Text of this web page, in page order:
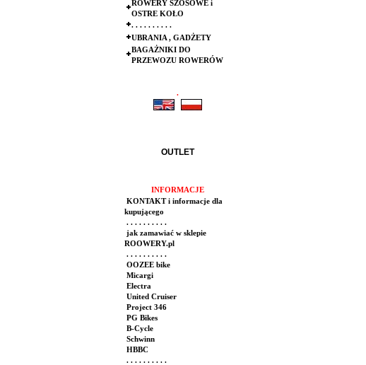
ROWERY SZOSOWE i
OSTRE KOŁO
. . . . . . . . . .
UBRANIA , GADŻETY
BAGAŻNIKI DO
PRZEWOZU ROWERÓW
.
OUTLET
INFORMACJE
KONTAKT i informacje dla
kupującego
. . . . . . . . . .
jak zamawiać w sklepie
ROOWERY.pl
. . . . . . . . . .
OOZEE bike
Micargi
Electra
United Cruiser
Project 346
PG Bikes
B-Cycle
Schwinn
HBBC
. . . . . . . . . .